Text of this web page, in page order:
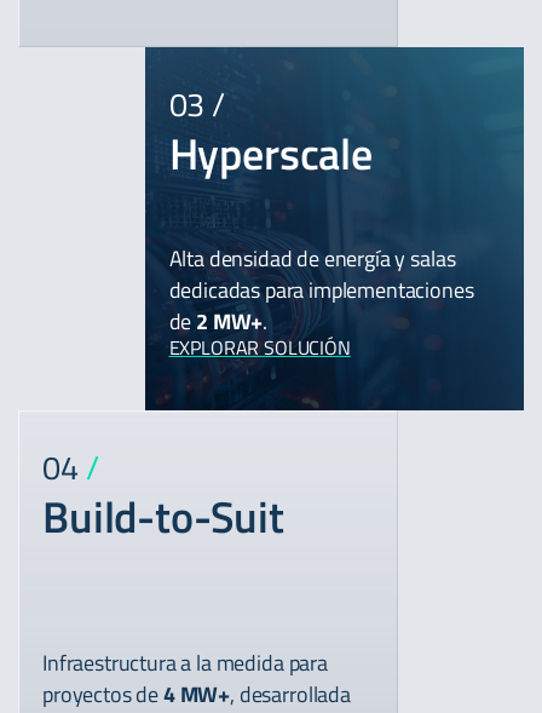
03/
Hyperscale
Alta densidad de energía y salas
dedicadas para implementaciones
de2 MW+.
EXPLORAR SOLUCIÓN
04/
Build-to-Suit
Infraestructura a la medida para
proyectos de4 MW+, desarrollada